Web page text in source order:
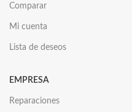
Comparar
Mi cuenta
Lista de deseos
EMPRESA
Reparaciones